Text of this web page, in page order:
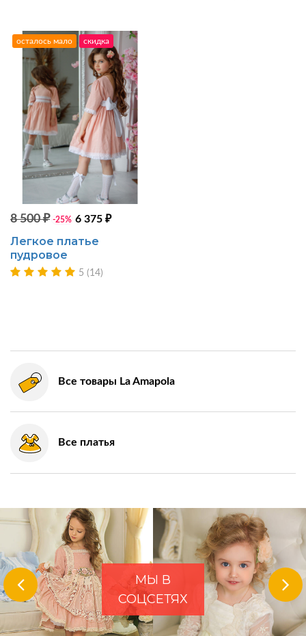
осталось мало скидка
8 500 ₽ -25% 6 375 ₽
Легкое платье
пудровое
5 (14)
Все товары La Amapola
Все платья
МЫ В
СОЦСЕТЯХ